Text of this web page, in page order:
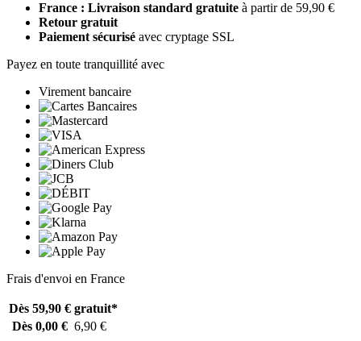
France : Livraison standard gratuite à partir de 59,90 €
Retour gratuit
Paiement sécurisé avec cryptage SSL
Payez en toute tranquillité avec
Virement bancaire
Frais d'envoi en France
Dès 59,90 € gratuit*
Dès 0,00 € 6,90 €